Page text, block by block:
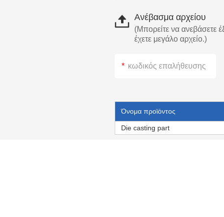
Ανέβασμα αρχείου
(Μπορείτε να ανεβάσετε
έχετε μεγάλο αρχείο.)
Όνομα προϊόντος
Die casting part